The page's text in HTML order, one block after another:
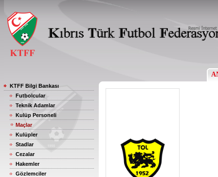
KTFF Bilgi Bankası
Futbolcular
Teknik Adamlar
Kulüp Personeli
Maçlar
Kulüpler
Stadlar
Cezalar
Hakemler
Gözlemciler